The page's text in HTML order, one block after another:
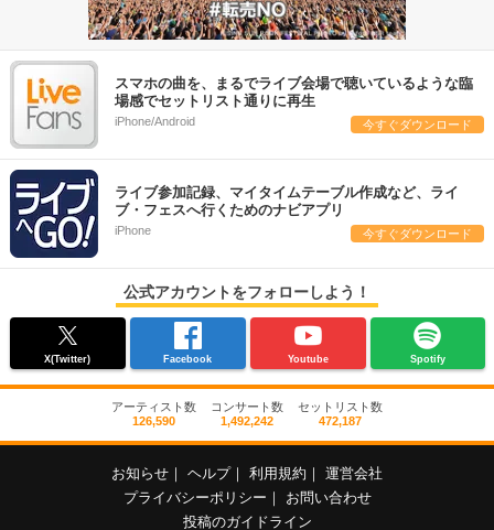
スマホの曲を、まるでライブ会場で聴いているような臨
場感でセットリスト通りに再生
iPhone/Android 今すぐダウンロード
ライブ参加記録、マイタイムテーブル作成など、ライ
ブ・フェスへ行くためのナビアプリ
iPhone 今すぐダウンロード
公式アカウントをフォローしよう！
X(Twitter) Facebook Youtube Spotify
アーティスト数
126,590
コンサート数
1,492,242
セットリスト数
472,187
お知らせ ヘルプ 利用規約
運営会社
プライバシーポリシー
お問い合わせ
投稿のガイドライン